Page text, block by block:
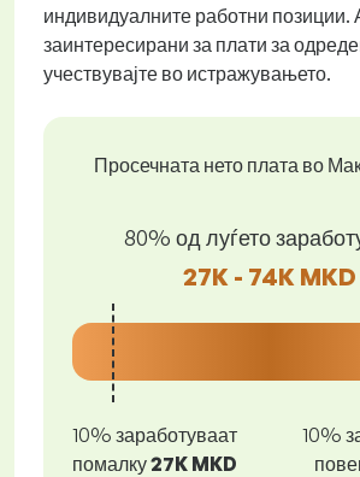
индивидуалните работни позиции.
заинтересирани за плати за
учествувајте во истражувањето.
Просечната нето плата во
80% од луѓето
27K - 74K MKD
10% заработуваат
помалку27K MKD
10%